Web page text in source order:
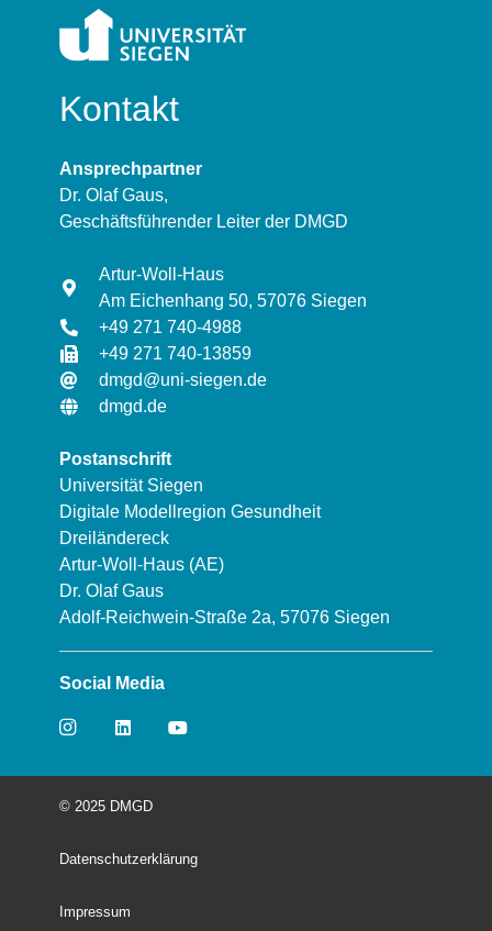
Kontakt
Ansprechpartner
Dr. Olaf Gaus,
Geschäftsführender Leiter der DMGD
Artur-Woll-Haus
Am Eichenhang 50, 57076 Siegen
+49 271 740-4988
+49 271 740-13859
dmgd@uni-siegen.de
dmgd.de
Postanschrift
Universität Siegen
Digitale Modellregion Gesundheit
Dreiländereck
Artur-Woll-Haus (AE)
Dr. Olaf Gaus
Adolf-Reichwein-Straße 2a, 57076 Siegen
Social Media
© 2025 DMGD
Datenschutzerklärung
Impressum